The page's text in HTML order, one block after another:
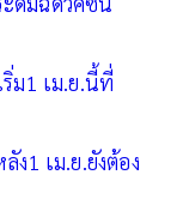
ม1 เม.ย.นี้ที่
ง1 เม.ย.ยังต้อง